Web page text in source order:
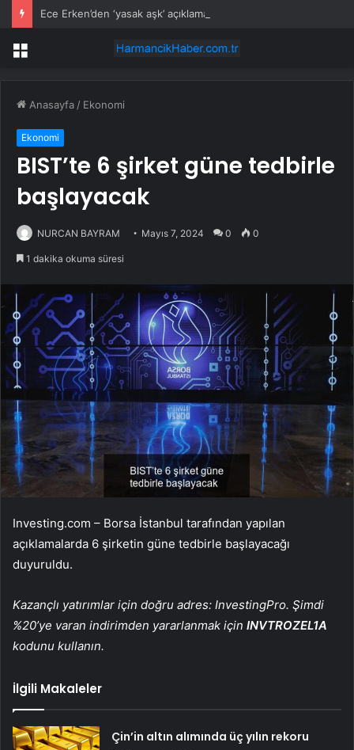
Menü
Anasayfa / Ekonomi
Ekonomi
BIST’te 6 şirket güne tedbirle
başlayacak
NURCAN BAYRAM Mayıs 7, 2024 0 0
1 dakika okuma süresi
Investing.com – Borsa İstanbul tarafından yapılan
açıklamalarda 6 şirketin güne tedbirle başlayacağı
duyuruldu.
Kazançlı yatırımlar için doğru adres: InvestingPro. Şimdi
%20’ye varan indirimden yararlanmak için INVTROZEL1A
kodunu kullanın.
İlgili Makaleler
Çin’in altın alımında üç yılın rekoru